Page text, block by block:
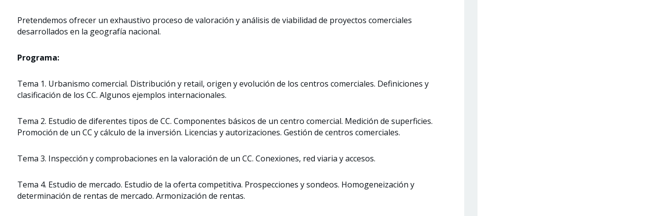
Pretendemos ofrecer un exhaustivo proceso de valoración y análisis de viabilidad de proyectos comerciales
desarrollados en la geografía nacional.
Programa:
Tema 1. Urbanismo comercial. Distribución y retail, origen y evolución de los centros comerciales. Definiciones y
clasificación de los CC. Algunos ejemplos internacionales.
Tema 2. Estudio de diferentes tipos de CC. Componentes básicos de un centro comercial. Medición de superficies.
Promoción de un CC y cálculo de la inversión. Licencias y autorizaciones. Gestión de centros comerciales.
Tema 3. Inspección y comprobaciones en la valoración de un CC. Conexiones, red viaria y accesos.
Tema 4. Estudio de mercado. Estudio de la oferta competitiva. Prospecciones y sondeos. Homogeneización y
determinación de rentas de mercado. Armonización de rentas.